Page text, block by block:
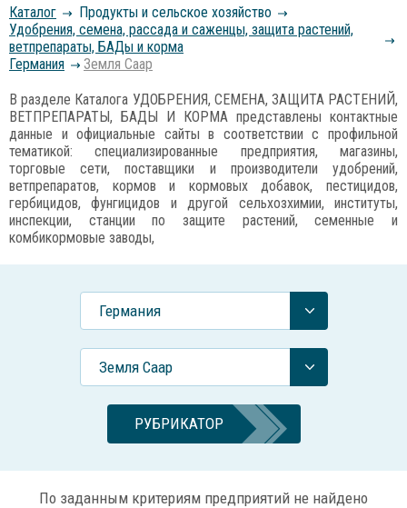
Каталог
Продукты и сельское хозяйство
Удобрения, семена, рассада и саженцы, защита растений,
ветпрепараты, БАДы и корма
Германия
Земля Саар
В разделе Каталога УДОБРЕНИЯ, СЕМЕНА, ЗАЩИТА РАСТЕНИЙ,
ВЕТПРЕПАРАТЫ, БАДЫ И КОРМА представлены контактные
данные и официальные сайты в соответствии с профильной
тематикой: специализированные предприятия, магазины,
торговые сети, поставщики и производители удобрений,
ветпрепаратов, кормов и кормовых добавок, пестицидов,
гербицидов, фунгицидов и другой сельхозхимии, институты,
инспекции, станции по защите растений, семенные и
комбикормовые заводы,
Германия
Земля Саар
РУБРИКАТОР
По заданным критериям предприятий не найдено